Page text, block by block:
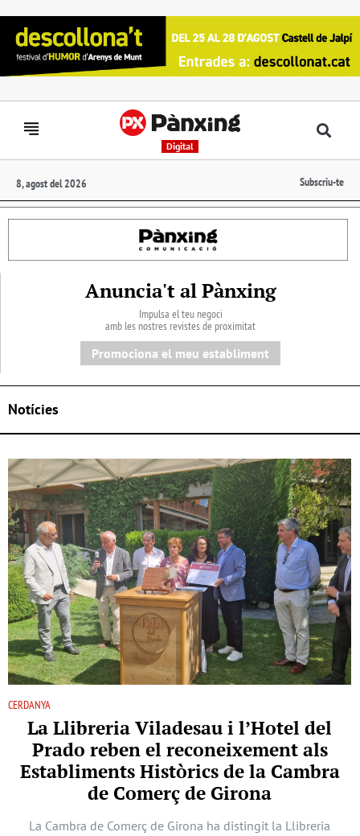
Digital
8, agost del 2026 Subscriu-te
Anuncia't al Pànxing
Impulsa el teu negoci
amb les nostres revistes de proximitat
Promociona el meu establiment
Notícies
CERDANYA
La Llibreria Viladesau i l’Hotel del
Prado reben el reconeixement als
Establiments Històrics de la Cambra
de Comerç de Girona
La Cambra de Comerç de Girona ha distingit la Llibreria